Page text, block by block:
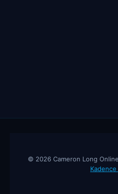
© 2026 Cameron Long
Kadence